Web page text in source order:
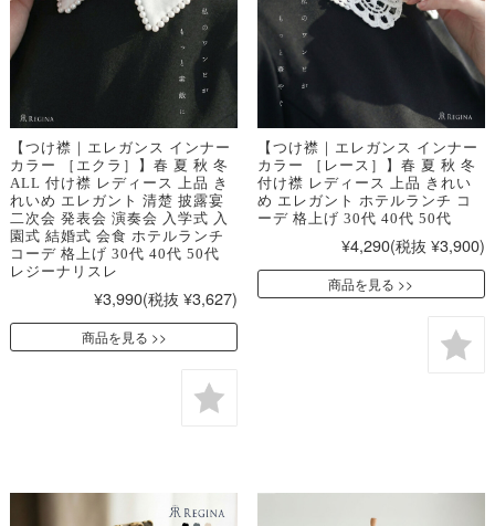
【つけ襟｜エレガンス インナー
カラー ［エクラ］】春 夏 秋 冬
ALL 付け襟 レディース 上品 き
れいめ エレガント 清楚 披露宴
二次会 発表会 演奏会 入学式 入
園式 結婚式 会食 ホテルランチ
コーデ 格上げ 30代 40代 50代
レジーナリスレ
¥3,990(税抜 ¥3,627)
商品を見る
【つけ襟｜エレガンス インナー
カラー ［レース］】春 夏 秋 冬
付け襟 レディース 上品 きれい
め エレガント ホテルランチ コ
ーデ 格上げ 30代 40代 50代
¥4,290(税抜 ¥3,900)
商品を見る